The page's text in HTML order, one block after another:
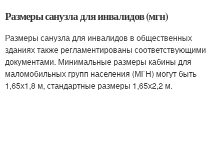
Размеры санузла для инвалидов (мгн)
Размеры санузла для инвалидов в общественных
зданиях также регламентированы соответствующими
документами. Минимальные размеры кабины для
маломобильных групп населения (МГН) могут быть
1,65х1,8 м, стандартные размеры 1,65х2,2 м.